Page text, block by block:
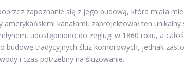
zapoznanie się z jego budową, która miała
amerykańskimi kanałami, zaprojektował ten
udostępniono do żeglugi w 1860 roku, a
budowę tradycyjnych śluz komorowych, jednak
i czas potrzebny na śluzowanie.